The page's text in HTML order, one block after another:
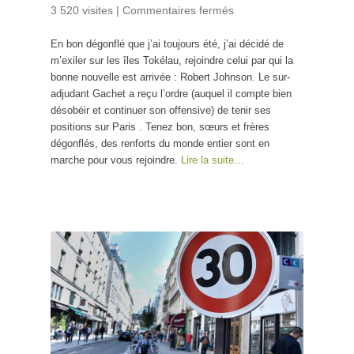
3 520 visites | Commentaires fermés
marrant se taille
comme un
dégonflé
En bon dégonflé que j’ai toujours été, j’ai décidé de
m’exiler sur les îles Tokélau, rejoindre celui par qui la
bonne nouvelle est arrivée : Robert Johnson. Le sur-
adjudant Gachet a reçu l’ordre (auquel il compte bien
désobéir et continuer son offensive) de tenir ses
positions sur Paris . Tenez bon, sœurs et frères
dégonflés, des renforts du monde entier sont en
marche pour vous rejoindre. Lire la suite…